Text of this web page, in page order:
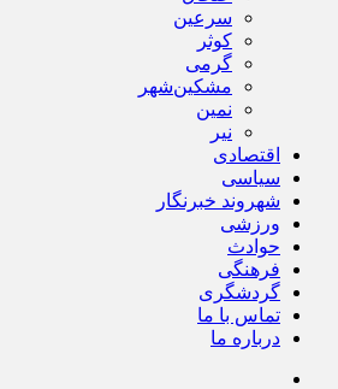
سرعین
کوثر
گرمی
مشکین‌شهر
نمین
نیر
اقتصادی
سیاسی
شهروند خبرنگار
ورزشی
حوادث
فرهنگی
گردشگری
تماس با ما
درباره ما